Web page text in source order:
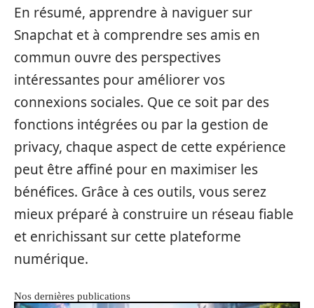
En résumé, apprendre à naviguer sur
Snapchat et à comprendre ses amis en
commun ouvre des perspectives
intéressantes pour améliorer vos
connexions sociales. Que ce soit par des
fonctions intégrées ou par la gestion de
privacy, chaque aspect de cette expérience
peut être affiné pour en maximiser les
bénéfices. Grâce à ces outils, vous serez
mieux préparé à construire un réseau fiable
et enrichissant sur cette plateforme
numérique.
Nos dernières publications